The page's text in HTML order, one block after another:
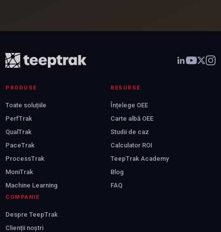
PRODUSE
Toate soluțiile
PerfTrak
QualTrak
PaceTrak
ProcessTrak
MoniTrak
Machine Learning
RESURSE
Înțelege OEE
Carte albă OEE
Studii de caz
Calculator ROI
TeepTrak Academy
Blog
FAQ
COMPANIE
Despre TeepTrak
Clienții noștri